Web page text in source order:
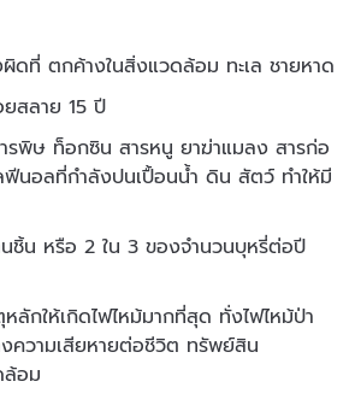
ดที่ ตกค้างในสิ่งแวดล้อม ทะเล ชายหาด
สลาย 15 ปี
รพิษ ท็อกซิน สารหนู ยาฆ่าแมลง สารก่อ
ฟีนอลที่กำลังปนเปื้อนน้ำ ดิน สัตว์ ทำให้มี
ชิ้น หรือ 2 ใน 3 ของจำนวนบุหรี่ต่อปี
ลักให้เกิดไฟไหม้มากที่สุด ทั่งไฟไหม้ป่า
งความเสียหายต่อชีวิต ทรัพย์สิน
ล้อม